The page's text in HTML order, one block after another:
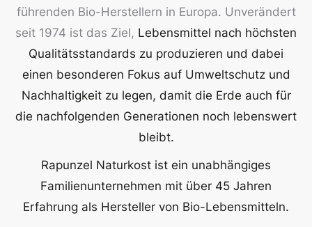
führenden Bio-Herstellern in Europa. Unverändert
seit 1974 ist das Ziel, Lebensmittel nach höchsten
Qualitätsstandards zu produzieren und dabei
einen besonderen Fokus auf Umweltschutz und
Nachhaltigkeit zu legen, damit die Erde auch für
die nachfolgenden Generationen noch lebenswert
bleibt.
Rapunzel Naturkost ist ein unabhängiges
Familienunternehmen mit über 45 Jahren
Erfahrung als Hersteller von Bio-Lebensmitteln.